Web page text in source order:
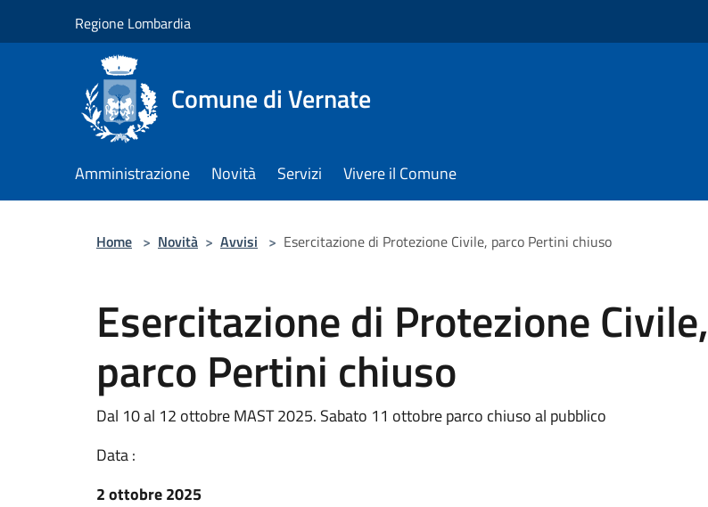
Regione Lombardia
Comune di Vernate
Amministrazione Novità Servizi Vivere il Comune
Home > Novità > Avvisi > Esercitazione di Protezione Civile, parco Pertini chiuso
Esercitazione di Protezione Civile,
parco Pertini chiuso
Dal 10 al 12 ottobre MAST 2025. Sabato 11 ottobre parco chiuso al pubblico
Data :
2 ottobre 2025